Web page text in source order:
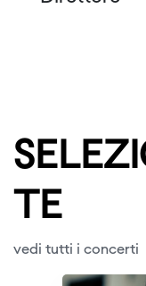
TE
vedi tutti i concerti